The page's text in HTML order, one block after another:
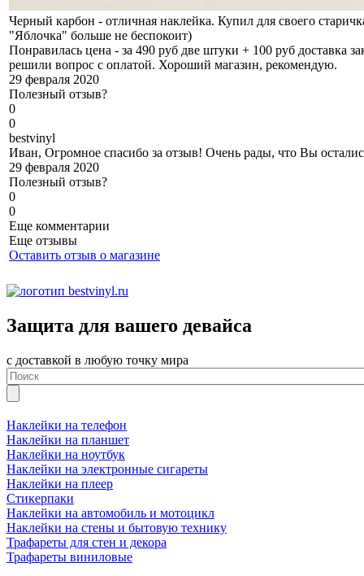
Черный карбон - отличная наклейка. Купил для своего
"Яблочка" больше не беспокоит)
Понравилась цена - за 490 руб две штуки + 100 руб доставка
решили вопрос с оплатой. Хороший магазин, рекомендую.
29 февраля 2020
Полезный отзыв?
0
0
bestvinyl
Иван, Огромное спасибо за отзыв! Очень рады, что Вы
29 февраля 2020
Полезный отзыв?
0
0
Еще комментарии
Еще отзывы
Оставить отзыв о магазине
Защита для вашего девайса
с доставкой в любую точку мира
Наклейки на телефон
Наклейки на планшет
Наклейки на ноутбук
Наклейки на электронные сигареты
Наклейки на плеер
Стикерпаки
Наклейки на автомобиль и мотоцикл
Наклейки на стены и бытовую технику
Трафареты для стен и декора
Трафареты виниловые